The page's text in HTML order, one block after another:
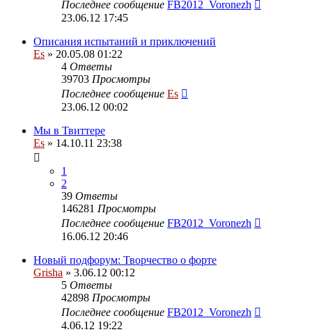
Последнее сообщение FB2012_Voronezh
23.06.12 17:45
Описания испытаний и приключений
Es » 20.05.08 01:22
4 Ответы
39703 Просмотры
Последнее сообщение Es
23.06.12 00:02
Мы в Твиттере
Es » 14.10.11 23:38
1
2
39 Ответы
146281 Просмотры
Последнее сообщение FB2012_Voronezh
16.06.12 20:46
Новый подфорум: Творчество о форте
Grisha » 3.06.12 00:12
5 Ответы
42898 Просмотры
Последнее сообщение FB2012_Voronezh
4.06.12 19:22